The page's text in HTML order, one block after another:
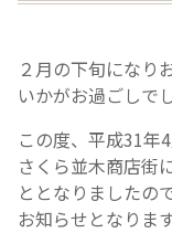
２月の下旬になり
いかがお過ごしで
この度、平成31年
さくら並木商店街
ととなりましたので
お知らせとなりま